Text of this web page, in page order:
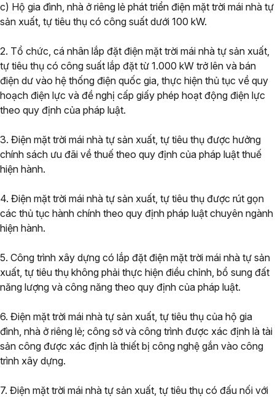
c) Hộ gia đình, nhà ở riêng lẻ phát triển điện mặt trời mái nhà tự
sản xuất, tự tiêu thụ có công suất dưới 100 kW.
2. Tổ chức, cá nhân lắp đặt điện mặt trời mái nhà tự sản xuất,
tự tiêu thụ có công suất lắp đặt từ 1.000 kW trở lên và bán
điện dư vào hệ thống điện quốc gia, thực hiện thủ tục về quy
hoạch điện lực và đề nghị cấp giấy phép hoạt động điện lực
theo quy định của pháp luật.
3. Điện mặt trời mái nhà tự sản xuất, tự tiêu thụ được hưởng
chính sách ưu đãi về thuế theo quy định của pháp luật thuế
hiện hành.
4. Điện mặt trời mái nhà tự sản xuất, tự tiêu thụ được rút gọn
các thủ tục hành chính theo quy định pháp luật chuyên ngành
hiện hành.
5. Công trình xây dựng có lắp đặt điện mặt trời mái nhà tự sản
xuất, tự tiêu thụ không phải thực hiện điều chỉnh, bổ sung đất
năng lượng và công năng theo quy định của pháp luật.
6. Điện mặt trời mái nhà tự sản xuất, tự tiêu thụ của hộ gia
đình, nhà ở riêng lẻ; công sở và công trình được xác định là tài
sản công được xác định là thiết bị công nghệ gắn vào công
trình xây dựng.
7. Điện mặt trời mái nhà tự sản xuất, tự tiêu thụ có đấu nối với